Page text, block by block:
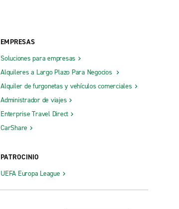
EMPRESAS
Soluciones para empresas
Alquileres a Largo Plazo Para Negocios
Alquiler de furgonetas y vehículos comerciales
Administrador de viajes
Enterprise Travel Direct
CarShare
PATROCINIO
UEFA Europa League